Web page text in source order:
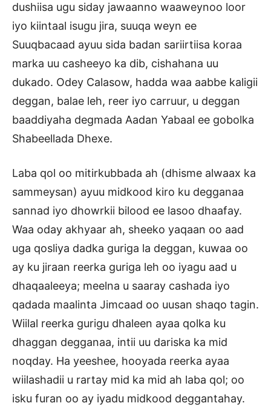
dushiisa ugu siday jawaanno waaweynoo loor
iyo kiintaal isugu jira, suuqa weyn ee
Suuqbacaad ayuu sida badan sariirtiisa koraa
marka uu casheeyo ka dib, cishahana uu
dukado. Odey Calasow, hadda waa aabbe kaligii
deggan, balae leh, reer iyo carruur, u deggan
baaddiyaha degmada Aadan Yabaal ee gobolka
Shabeellada Dhexe.
Laba qol oo mitirkubbada ah (dhisme alwaax ka
sammeysan) ayuu midkood kiro ku degganaa
sannad iyo dhowrkii bilood ee lasoo dhaafay.
Waa oday akhyaar ah, sheeko yaqaan oo aad
uga qosliya dadka guriga la deggan, kuwaa oo
ay ku jiraan reerka guriga leh oo iyagu aad u
dhaqaaleeya; meelna u saaray cashada iyo
qadada maalinta Jimcaad oo uusan shaqo tagin.
Wiilal reerka gurigu dhaleen ayaa qolka ku
dhaggan degganaa, intii uu dariska ka mid
noqday. Ha yeeshee, hooyada reerka ayaa
wiilashadii u rartay mid ka mid ah laba qol; oo
isku furan oo ay iyadu midkood deggantahay.